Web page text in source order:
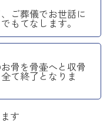
ご葬儀でお世話に
もてなします。
骨を骨壷へと収骨
て終了となりま
す